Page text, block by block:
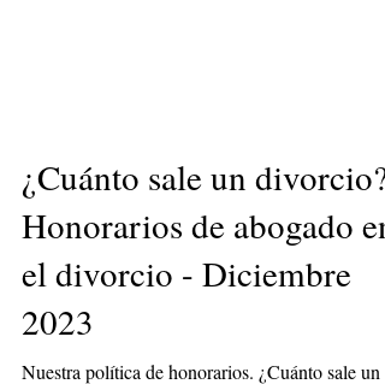
¿Cuánto sale un divorcio?
Honorarios de abogado en
el divorcio - Diciembre
2023